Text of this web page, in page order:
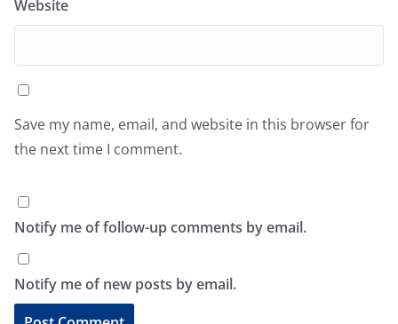
Website
Save my name, email, and website in this browser for
the next time I comment.
Notify me of follow-up comments by email.
Notify me of new posts by email.